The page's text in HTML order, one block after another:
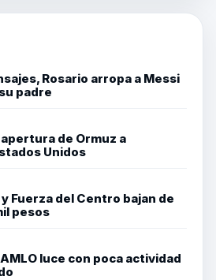
Rosario arropa a Messi
padre
de Ormuz a
Unidos
Fuerza del Centro bajan de
pesos
luce con poca actividad